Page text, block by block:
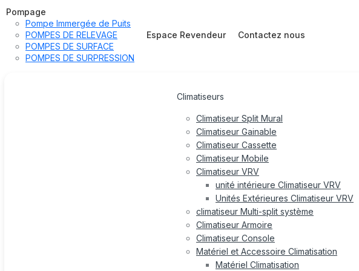
Pompage
Pompe Immergée de Puits
POMPES DE RELEVAGE
POMPES DE SURFACE
POMPES DE SURPRESSION
Espace Revendeur Contactez nous
Climatiseurs
Climatiseur Split Mural
Climatiseur Gainable
Climatiseur Cassette
Climatiseur Mobile
Climatiseur VRV
unité intérieure Climatiseur VRV
Unités Extérieures Climatiseur VRV
climatiseur Multi-split système
Climatiseur Armoire
Climatiseur Console
Matériel et Accessoire Climatisation
Matériel Climatisation